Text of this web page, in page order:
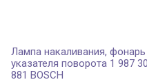
Лампа накаливания, фонарь
указателя поворота 1 987
881 BOSCH